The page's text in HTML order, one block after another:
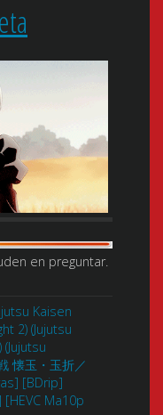
en preguntar.
Kaisen
2) (Jujutsu
懐玉・玉折／
[BDrip]
Ma10p